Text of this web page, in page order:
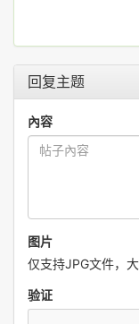
回复主题
內容
图片
仅支持JPG文件，
验证